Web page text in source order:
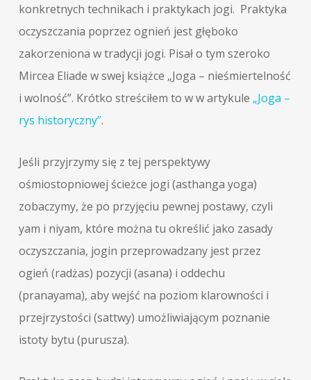
konkretnych technikach i praktykach jogi. Praktyka
oczyszczania poprzez ognień jest głęboko
zakorzeniona w tradycji jogi. Pisał o tym szeroko
Mircea Eliade w swej książce „Joga – nieśmiertelność
i wolność”. Krótko streściłem to w w artykule „Joga –
rys historyczny”.
Jeśli przyjrzymy się z tej perspektywy
ośmiostopniowej ścieżce jogi (asthanga yoga)
zobaczymy, że po przyjęciu pewnej postawy, czyli
yam i niyam, które można tu określić jako zasady
oczyszczania, jogin przeprowadzany jest przez
ogień (radżas) pozycji (asana) i oddechu
(pranayama), aby wejść na poziom klarowności i
przejrzystości (sattwy) umożliwiającym poznanie
istoty bytu (purusza).